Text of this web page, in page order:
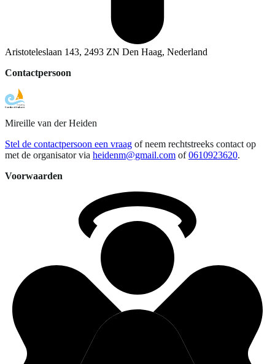
Aristoteleslaan 143, 2493 ZN Den Haag, Nederland
Contactpersoon
Mireille van der Heiden
Stel de contactpersoon een vraag of neem rechtstreeks contact op
met de organisator via heidenm@gmail.com of 0610923620.
Voorwaarden